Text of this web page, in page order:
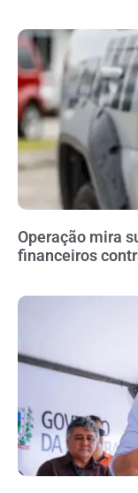
Operação mira
financeiros